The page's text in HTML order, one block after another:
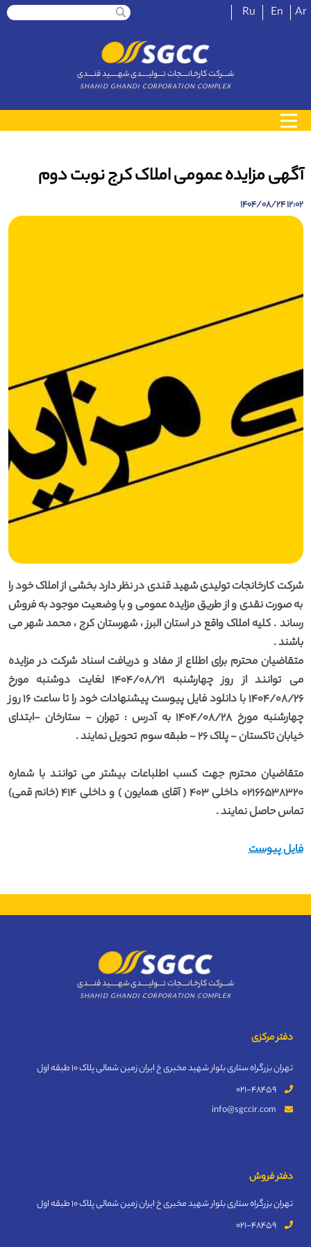
Ar
En
Ru
شــــرکت کارخـانــــجات تــــولیـــــدی شهــــــید قنــــدی
SHAHID GHANDI CORPORATION COMPLEX
آگهی مزایده عمومی املاک کرج نوبت دوم
12:02 1404/08/24
شرکت کارخانجات تولیدی شهید قندی در نظر دارد بخشی از املاک خود را
به صورت نقدی و از طریق مزایده عمومی و با وضعیت موجود به فروش
رساند . کلیه املاک واقع در استان البرز ، شهرستان کرج ، محمد شهر می
باشند .
متقاضیان محترم برای اطلاع از مفاد و دریافت اسناد شرکت در مزایده
می توانند از روز چهارشنبه 1404/08/21 لغایت دوشنبه مورخ
1404/08/26 با دانلود فایل پیوست پیشنهادات خود را تا ساعت 16 روز
چهارشنبه مورخ 1404/08/28 به آدرس : تهران - ستارخان -ابتدای
خیابان تاکستان - پلاک 26 - طبقه سوم تحویل نمایند .
متقاضیان محترم جهت کسب اطلباعات بیشتر می توانند با شماره
02166538320 داخلی 403 ( آقای همایون ) و داخلی 414 (خانم قمی)
تماس حاصل نمایند .
فایل پیوست
شــــرکت کارخـانــــجات تــــولیـــــدی شهــــــید قنــــدی
SHAHID GHANDI CORPORATION COMPLEX
دفتر مرکزی
تهران بزرگراه ستاری بلوار شهید مخبری خ ایران زمین شمالی پلاک 10 طبقه اول
دفتر فروش
تهران بزرگراه ستاری بلوار شهید مخبری خ ایران زمین شمالی پلاک 10 طبقه اول